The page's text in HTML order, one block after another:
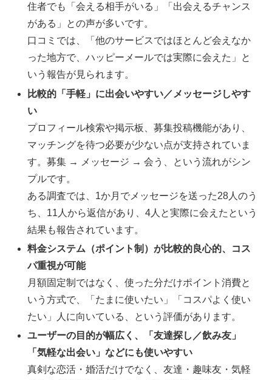
住者でも「会える相手がいる」「出会えるチャンス
がある」との声が多いです。
口コミでは、「他のサービスではほとんど会えなか
った地方で、ハッピーメールでは実際に会えた」と
いう報告が見られます。
比較的「手軽」に出会いやすい／メッセージしやす
い
プロフィール検索や掲示板、募集投稿機能があり、
マッチングを待つ必要が少ない点が支持されていま
す。募集 → メッセージ → 会う、という流れがシン
プルです。
ある調査では、1か月でメッセージを送った28人のう
ち、11人から返信があり、4人と実際に会えたという
結果も報告されています。
料金システム（ポイント制）が比較的良心的、コス
パ重視が可能
月額固定制ではなく、使った分だけポイント消費と
いう方式で、「たまに使いたい」「コスパよく使い
たい」人に向いている、という評価があります。
ユーザーの目的が幅広く、「友達探し／飲み友」
「気軽な出会い」などにも使いやすい
真剣な恋活・婚活だけでなく、友達・趣味友・気軽